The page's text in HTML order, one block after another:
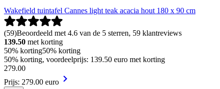
Wakefield tuintafel Cannes light teak acacia hout 180 x 90 cm
(59)Beoordeeld met 4.6 van de 5 sterren, 59 klantreviews
139.50 met korting
50% korting50% korting
50% korting, voordeelprijs: 139.50 euro met korting
279.00
Prijs: 279.00 euro